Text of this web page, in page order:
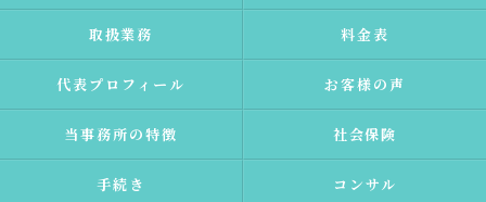
取扱業務 料金表
代表プロフィール お客様の声
当事務所の特徴 社会保険
手続き コンサル